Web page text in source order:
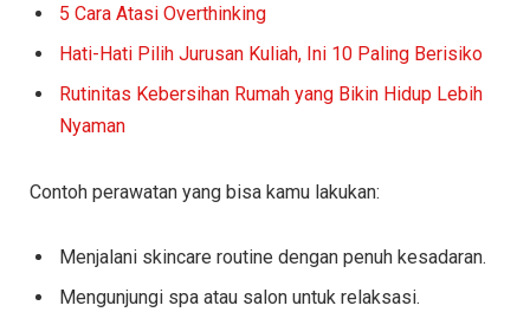
5 Cara Atasi Overthinking
Hati-Hati Pilih Jurusan Kuliah, Ini 10 Paling Berisiko
Rutinitas Kebersihan Rumah yang Bikin Hidup Lebih
Nyaman
Contoh perawatan yang bisa kamu lakukan:
Menjalani skincare routine dengan penuh kesadaran.
Mengunjungi spa atau salon untuk relaksasi.